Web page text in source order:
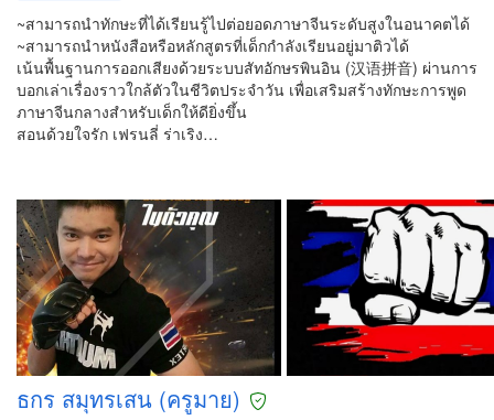
~สามารถนำทักษะที่ได้เรียนรู้ไปต่อยอดภาษาจีนระดับสูงในอนาคตได้
~สามารถนำหนังสือหรือหลักสูตรที่เด็กกำลังเรียนอยู่มาติวได้
เน้นพื้นฐานการออกเสียงด้วยระบบสัทอักษรพินอิน (汉语拼音) ผ่านการ
บอกเล่าเรื่องราวใกล้ตัวในชีวิตประจำวัน เพื่อเสริมสร้างทักษะการพูด
ภาษาจีนกลางสำหรับเด็กให้ดียิ่งขึ้น
สอนด้วยใจรัก เฟรนลี่ ร่าเริง…
ธกร สมุทรเสน (ครูมาย)